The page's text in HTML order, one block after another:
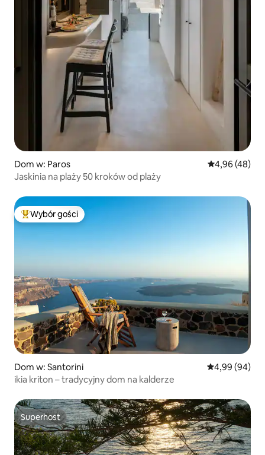
Dom w: Paros Średnia
4,96 (48)
Jaskinia na plaży 50 kroków od plaży
Najpopularniejsze z kategorii Wybór gości
Wybór gości
Dom w: Santorini Średnia
4,99 (94)
ikia kriton – tradycyjny dom na kalderze
Superhost
Superhost